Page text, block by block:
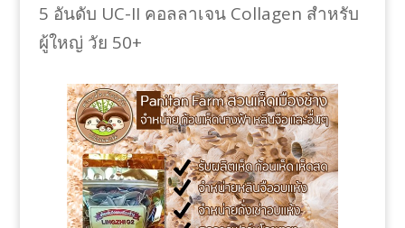
5 อันดับ UC-II คอลลาเจน Collagen สำหรับ
ผู้ใหญ่ วัย 50+